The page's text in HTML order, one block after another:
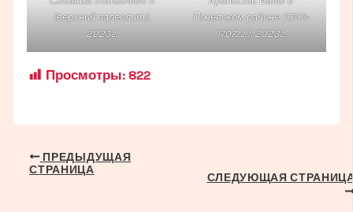
(верхний палеолит).
2023г.
Почепском районе (1706-
1707гг.). 2023г.
Просмотры: 822
Навигация
ПРЕДЫДУЩАЯ
СТРАНИЦА
СЛЕДУЮЩАЯ